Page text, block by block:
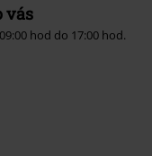
vás
hod do 17:00 hod.